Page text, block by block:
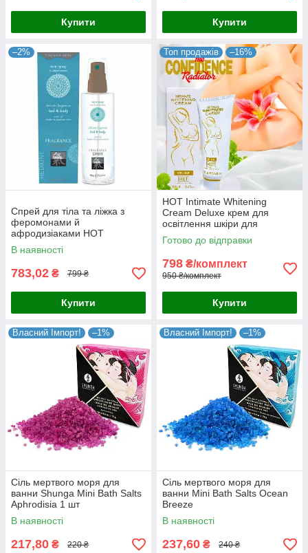
Купити Купити
–2%
Спрей для тіла та ліжка з
феромонами й
афродизіаками HOT
Fragrance Бурштин і
японська м'ята, 100 мл
В наявності
783,02 ₴ 799 ₴
Купити
Топ продажів –16%
HOT Intimate Whitening
Cream Deluxe крем для
освітлення шкіри для
інтимних і особливо чутливих
зон унісекс 100 мл Німеччина
Готово до відправки
798 ₴/комплект
950 ₴/комплект
Купити
Власний Імпорт! –1%
Сіль мертвого моря для
ванни Shunga Mini Bath Salts
Aphrodisia 1 шт
В наявності
217,80 ₴ 220 ₴
Власний Імпорт! –1%
Сіль мертвого моря для
ванни Mini Bath Salts Ocean
Breeze
В наявності
237,60 ₴ 240 ₴